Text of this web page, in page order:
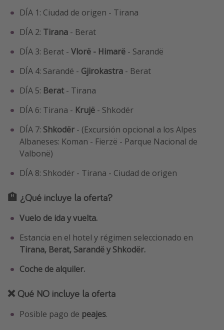
DÍA 1: Ciudad de origen - Tirana
DÍA 2: Tirana - Berat
DÍA 3: Berat - Vlorë - Himarë - Sarandë
DÍA 4: Sarandë - Gjirokastra - Berat
DÍA 5: Berat- Tirana
DÍA 6: Tirana - Krujë - Shkodër
DÍA 7: Shkodër - (Excursión opcional a los Alpes
Albaneses: Koman - Fierzë - Parque Nacional de
Valbonë)
DÍA 8: Shkodër - Tirana - Ciudad de origen
🏨 ¿Qué incluye la oferta?
Vuelo de ida y vuelta.
Estancia en el hotel y régimen seleccionado en
Tirana, Berat, Sarandë y Shkodër.
Coche de alquiler.
❌ Qué NO incluye la oferta
Posible pago de peajes.